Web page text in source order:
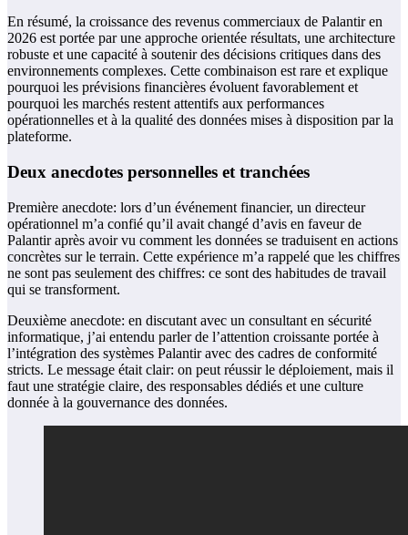
En résumé, la croissance des revenus commerciaux de Palantir en
2026 est portée par une approche orientée résultats, une architecture
robuste et une capacité à soutenir des décisions critiques dans des
environnements complexes. Cette combinaison est rare et explique
pourquoi les prévisions financières évoluent favorablement et
pourquoi les marchés restent attentifs aux performances
opérationnelles et à la qualité des données mises à disposition par la
plateforme.
Deux anecdotes personnelles et tranchées
Première anecdote: lors d’un événement financier, un directeur
opérationnel m’a confié qu’il avait changé d’avis en faveur de
Palantir après avoir vu comment les données se traduisent en actions
concrètes sur le terrain. Cette expérience m’a rappelé que les chiffres
ne sont pas seulement des chiffres: ce sont des habitudes de travail
qui se transforment.
Deuxième anecdote: en discutant avec un consultant en sécurité
informatique, j’ai entendu parler de l’attention croissante portée à
l’intégration des systèmes Palantir avec des cadres de conformité
stricts. Le message était clair: on peut réussir le déploiement, mais il
faut une stratégie claire, des responsables dédiés et une culture
donnée à la gouvernance des données.